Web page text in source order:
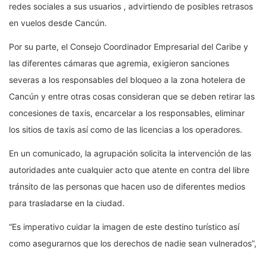
redes sociales a sus usuarios , advirtiendo de posibles retrasos
en vuelos desde Cancún.
Por su parte, el Consejo Coordinador Empresarial del Caribe y
las diferentes cámaras que agremia, exigieron sanciones
severas a los responsables del bloqueo a la zona hotelera de
Cancún y entre otras cosas consideran que se deben retirar las
concesiones de taxis, encarcelar a los responsables, eliminar
los sitios de taxis así como de las licencias a los operadores.
En un comunicado, la agrupación solicita la intervención de las
autoridades ante cualquier acto que atente en contra del libre
tránsito de las personas que hacen uso de diferentes medios
para trasladarse en la ciudad.
“Es imperativo cuidar la imagen de este destino turístico así
como asegurarnos que los derechos de nadie sean vulnerados”,